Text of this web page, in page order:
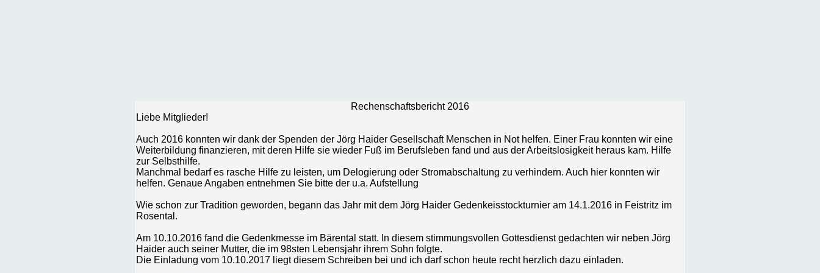
Rechenschaftsbericht 2016
Liebe Mitglieder!
Auch 2016 konnten wir dank der Spenden der Jörg Haider Gesellschaft Menschen in Not helfen. Einer Frau konnten wir eine
Weiterbildung finanzieren, mit deren Hilfe sie wieder Fuß im Berufsleben fand und aus der Arbeitslosigkeit heraus kam. Hilfe
zur Selbsthilfe.
Manchmal bedarf es rasche Hilfe zu leisten, um Delogierung oder Stromabschaltung zu verhindern. Auch hier konnten wir
helfen. Genaue Angaben entnehmen Sie bitte der u.a. Aufstellung
Wie schon zur Tradition geworden, begann das Jahr mit dem Jörg Haider Gedenkeisstockturnier am 14.1.2016 in Feistritz im
Rosental.
Am 10.10.2016 fand die Gedenkmesse im Bärental statt. In diesem stimmungsvollen Gottesdienst gedachten wir neben Jörg
Haider auch seiner Mutter, die im 98sten Lebensjahr ihrem Sohn folgte.
Die Einladung vom 10.10.2017 liegt diesem Schreiben bei und ich darf schon heute recht herzlich dazu einladen.